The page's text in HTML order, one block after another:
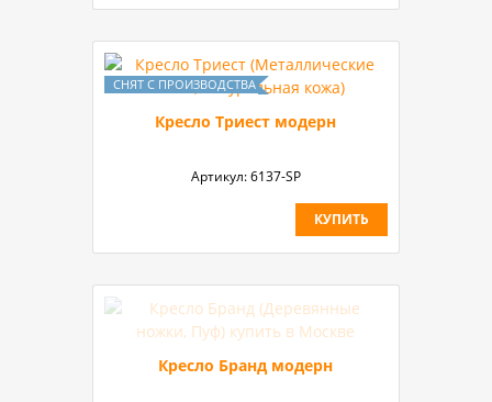
Кресло Триест модерн
Артикул:6137-SP
КУПИТЬ
Кресло Бранд модерн